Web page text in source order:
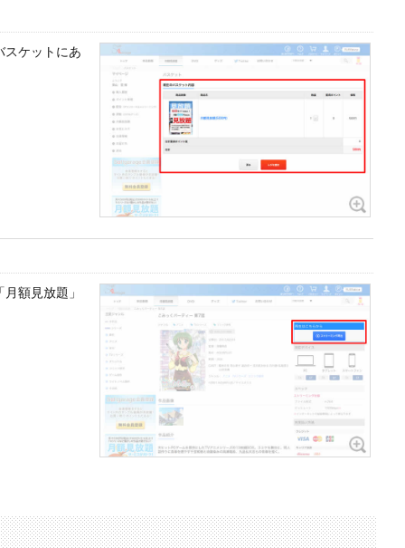
スケットにあ
額見放題」